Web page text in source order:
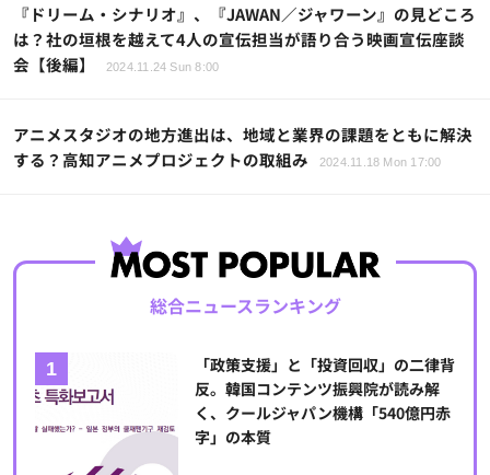
『ドリーム・シナリオ』、『JAWAN／ジャワーン』の見どころ
は？社の垣根を越えて4人の宣伝担当が語り合う映画宣伝座談
会【後編】
2024.11.24 Sun 8:00
アニメスタジオの地方進出は、地域と業界の課題をともに解決
する？高知アニメプロジェクトの取組み
2024.11.18 Mon 17:00
総合ニュースランキング
「政策支援」と「投資回収」の二律背
反。韓国コンテンツ振興院が読み解
く、クールジャパン機構「540億円赤
字」の本質